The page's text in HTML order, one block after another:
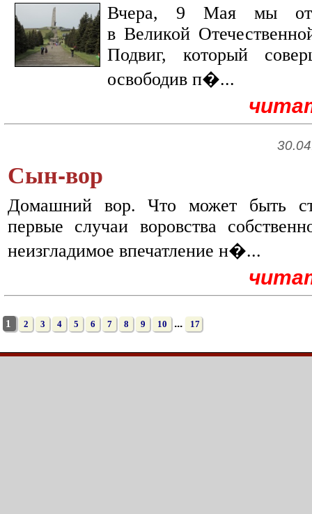
Вчера, 9 Мая мы
в Великой
Подвиг, который
освободив п�...
Сын-вор
Домашний вор. Что может быть
первые случаи воровства
неизгладимое впечатление н�...
1 2 3 4 5 6 7 8 9 10 ... 17